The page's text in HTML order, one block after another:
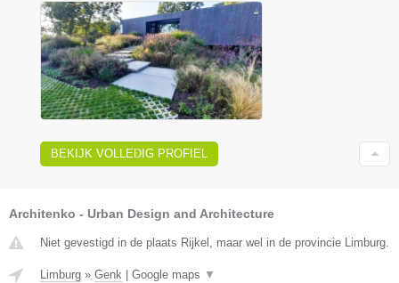
BEKIJK VOLLEDIG PROFIEL
Architenko - Urban Design and Architecture
Niet gevestigd in de plaats Rijkel, maar wel in de provincie Limburg.
Limburg » Genk Google maps ▼